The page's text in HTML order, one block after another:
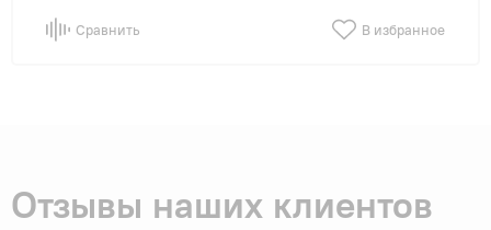
Сравнить В избранное
Отзывы наших клиентов